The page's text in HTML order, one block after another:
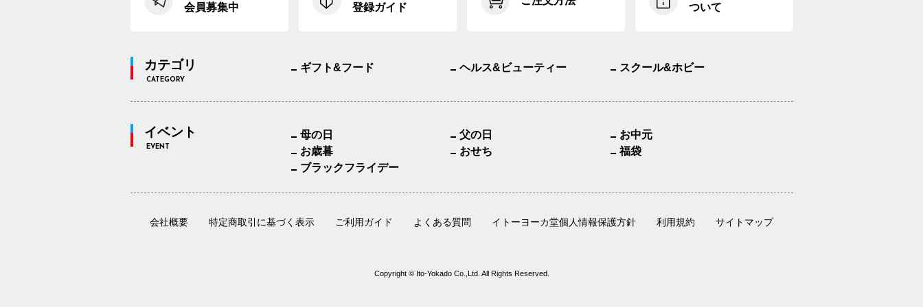
会員募集中 登録ガイド ついて
カテゴリ
CATEGORY
ギフト&フード ヘルス&ビューティー スクール&ホビー
イベント
EVENT
母の日 父の日
お中元
お歳暮
おせち
福袋
ブラックフライデー
会社概要 特定商取引に基づく表示 ご利用ガイド よくある質問 イトーヨーカ堂個人情報保護方針 利用規約 サイトマップ
Copyright © Ito-Yokado Co.,Ltd. All Rights Reserved.